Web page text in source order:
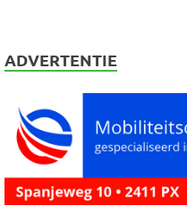
ADVERTENTIE